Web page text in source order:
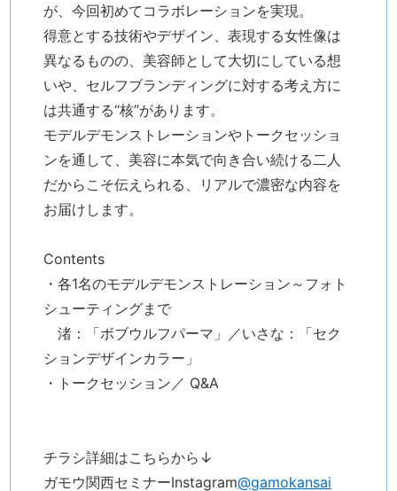
が、今回初めてコラボレーションを実現。
得意とする技術やデザイン、表現する女性像は
異なるものの、美容師として大切にしている想
いや、セルフブランディングに対する考え方に
は共通する“核”があります。
モデルデモンストレーションやトークセッショ
ンを通して、美容に本気で向き合い続ける二人
だからこそ伝えられる、リアルで濃密な内容を
お届けします。
Contents
・各1名のモデルデモンストレーション～フォト
シューティングまで
渚：「ボブウルフパーマ」／いさな：「セク
ションデザインカラー」
・トークセッション／ Q&A
チラシ詳細はこちらから↓
ガモウ関西セミナーInstagram@gamokansai